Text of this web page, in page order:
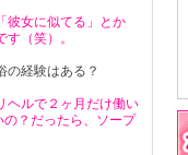
彼女に似てる」とか
（笑）。
の経験はある？
ヘルで２ヶ月だけ働い
？だったら、ソープ